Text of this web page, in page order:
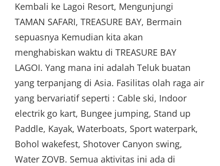
Kembali ke Lagoi Resort, Mengunjungi
TAMAN SAFARI, TREASURE BAY, Bermain
sepuasnya Kemudian kita akan
menghabiskan waktu di TREASURE BAY
LAGOI. Yang mana ini adalah Teluk buatan
yang terpanjang di Asia. Fasilitas olah raga air
yang bervariatif seperti : Cable ski, Indoor
electrik go kart, Bungee jumping, Stand up
Paddle, Kayak, Waterboats, Sport waterpark,
Bohol wakefest, Shotover Canyon swing,
Water ZOVB. Semua aktivitas ini ada di